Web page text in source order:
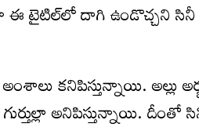
ఈ టైటిల్‌లో దాగి ఉండొచ్చని సినీ
అంశాలు కనిపిస్తున్నాయి. అల్లు
గుర్తుల్లా అనిపిస్తున్నాయి.